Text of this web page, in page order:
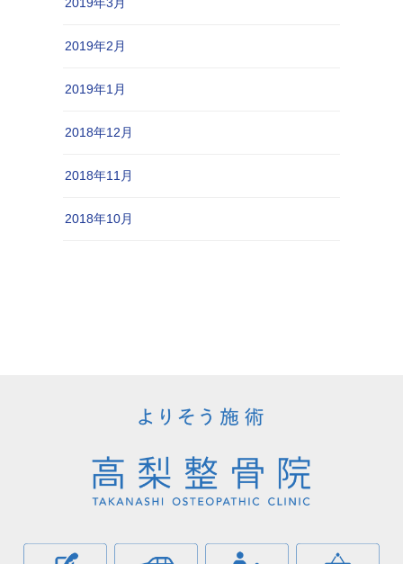
2019年2月
2019年1月
2018年12月
2018年11月
2018年10月